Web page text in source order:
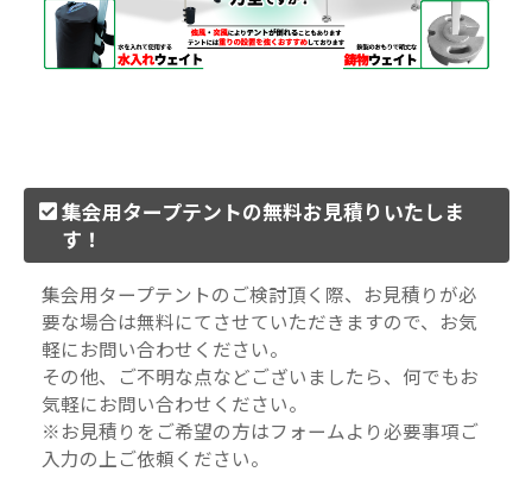
集会用タープテントの無料お見積りいたしま
す！
集会用タープテントのご検討頂く際、お見積りが必
要な場合は無料にてさせていただきますので、お気
軽にお問い合わせください。
その他、ご不明な点などございましたら、何でもお
気軽にお問い合わせください。
※お見積りをご希望の方はフォームより必要事項ご
入力の上ご依頼ください。